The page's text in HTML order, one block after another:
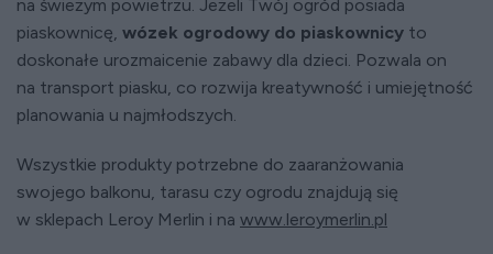
na świeżym powietrzu. Jeżeli Twój ogród posiada
piaskownicę, wózek ogrodowy do piaskownicy to
doskonałe urozmaicenie zabawy dla dzieci. Pozwala on
na transport piasku, co rozwija kreatywność i umiejętność
planowania u najmłodszych.
Wszystkie produkty potrzebne do zaaranżowania
swojego balkonu, tarasu czy ogrodu znajdują się
w sklepach Leroy Merlin i na www.leroymerlin.pl